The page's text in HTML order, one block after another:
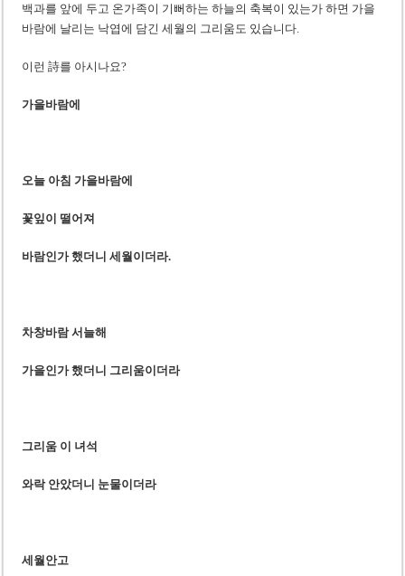
백과를 앞에 두고 온가족이 기뻐하는 하늘의 축복이 있는가 하면 가을
바람에 날리는 낙엽에 담긴 세월의 그리움도 있습니다.
이런 詩를 아시나요?
가을바람에
오늘 아침 가을바람에
꽃잎이 떨어져
바람인가 했더니 세월이더라.
차창바람 서늘해
가을인가 했더니 그리움이더라
그리움 이 녀석
와락 안았더니 눈물이더라
세월안고